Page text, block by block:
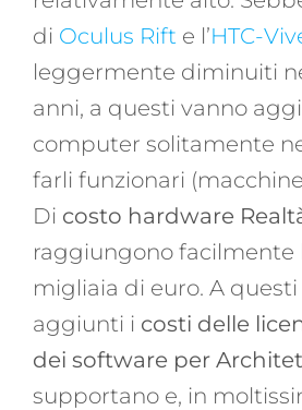
di Oculus Rift e l’HTC-
leggermente diminuiti
anni, a questi vanno
computer solitamente
farli funzionari
Di costo hardware
raggiungono facilmente
migliaia di euro. A
aggiunti i costi delle
dei software per
supportano e, in